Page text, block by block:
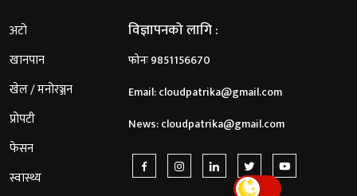
अटो
खानपान
खेल / मनोरञ्जन
प्रोपटी
फेसन
स्वास्थ्य
विज्ञापनको लागि :
फोनः 9851156670
Email:cloudpatrika@gmail.com
News:cloudpatrika@gmail.com